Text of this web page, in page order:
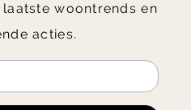
woontrends en
acties.